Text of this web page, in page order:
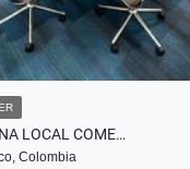
LOCAL COME…
Colombia